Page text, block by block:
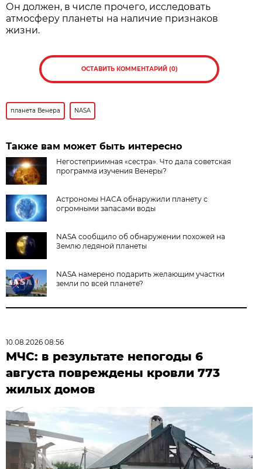
Он должен, в числе прочего, исследовать
атмосферу планеты на наличие признаков
жизни.
ОСТАВИТЬ КОММЕНТАРИЙ (0)
планета Венера NASA
Также вам может быть интересно
Негостеприимная «сестра». Что дала советская
программа изучения Венеры?
Астрономы НАСА обнаружили планету с
огромными запасами воды
NASA сообщило об обнаружении похожей на
Землю ледяной планеты
NASA намерено подарить желающим участки
земли по всей планете?
10.08.2026 08:56
МЧС: в результате непогоды 6
августа повреждены кровли 773
жилых домов